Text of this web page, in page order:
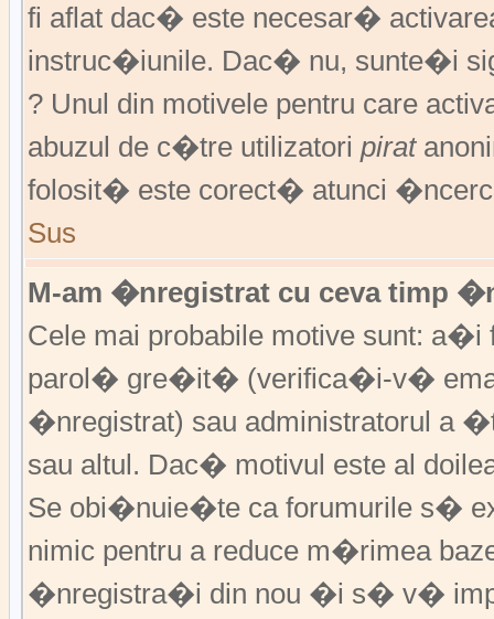
fi aflat dac� este necesar�
instruc�iunile. Dac� nu, sunte�i
? Unul din motivele pentru care
abuzul de c�tre utilizatori pirat
folosit� este corect� atunci
Sus
M-am �nregistrat cu ceva timp
Cele mai probabile motive sunt: a�i
parol� gre�it� (verifica�i-v�
�nregistrat) sau administratorul a
sau altul. Dac� motivul este al
Se obi�nuie�te ca forumurile s�
nimic pentru a reduce m�rimea
�nregistra�i din nou �i s� v�